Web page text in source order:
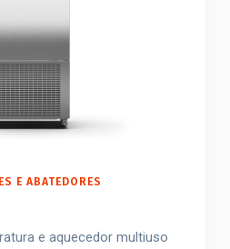
E ABATEDORES
e aquecedor multiuso